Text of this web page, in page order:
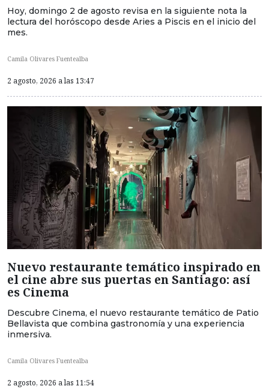
Hoy, domingo 2 de agosto revisa en la siguiente nota la
lectura del horóscopo desde Aries a Piscis en el inicio del
mes.
Camila Olivares Fuentealba
2 agosto, 2026 a las 13:47
Nuevo restaurante temático inspirado en
el cine abre sus puertas en Santiago: así
es Cinema
Descubre Cinema, el nuevo restaurante temático de Patio
Bellavista que combina gastronomía y una experiencia
inmersiva.
Camila Olivares Fuentealba
2 agosto, 2026 a las 11:54